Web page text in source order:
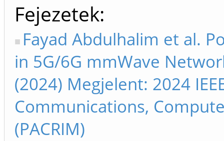
Fejezetek
Fayad Abdulhalim et al.
in 5G/6G mmWave
(2024) Megjelent: 2024
Communications,
(PACRIM)